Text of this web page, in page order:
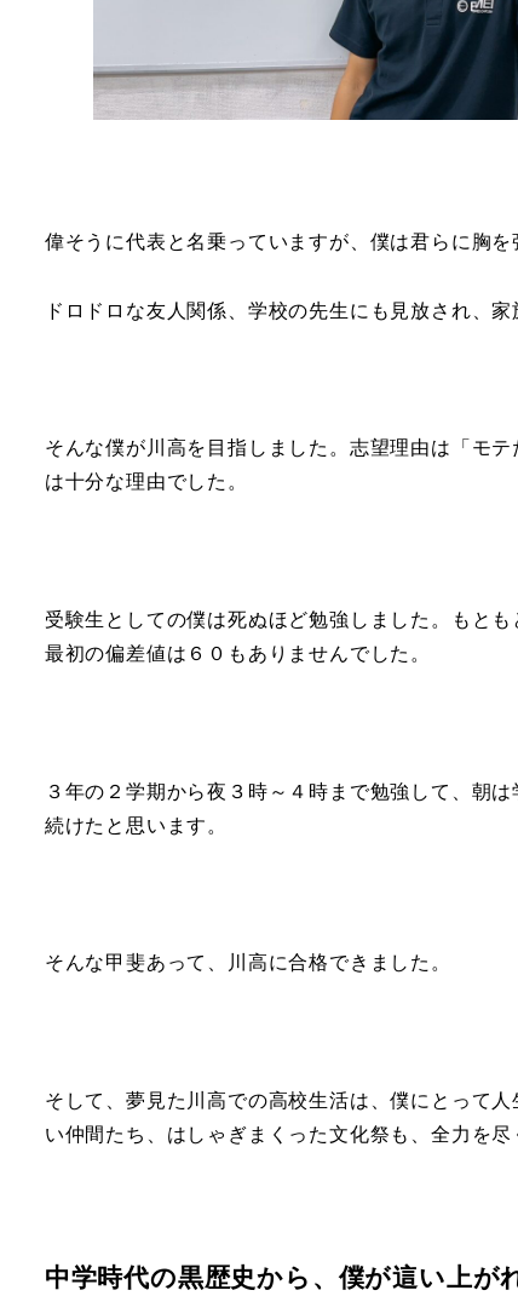
偉そうに代表と名乗っていますが、僕は君らに胸
ドロドロな友人関係、学校の先生にも見放され、家
そんな僕が川高を目指しました。志望理由は「モ
は十分な理由でした。
受験生としての僕は死ぬほど勉強しました。もと
最初の偏差値は６０もありませんでした。
３年の２学期から夜３時～４時まで勉強して、朝
続けたと思います。
そんな甲斐あって、川高に合格できました。
そして、夢見た川高での高校生活は、僕にとって
い仲間たち、はしゃぎまくった文化祭も、全力を
中学時代の黒歴史から、僕が這い上が